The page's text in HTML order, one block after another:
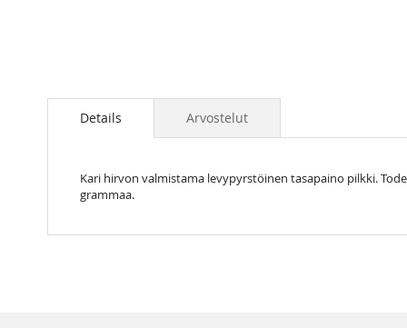
to
images
gallery
Details
Kari hirvon valmistama levypyrstöinen tasapaino pilkki.
grammaa.
Arvostelut